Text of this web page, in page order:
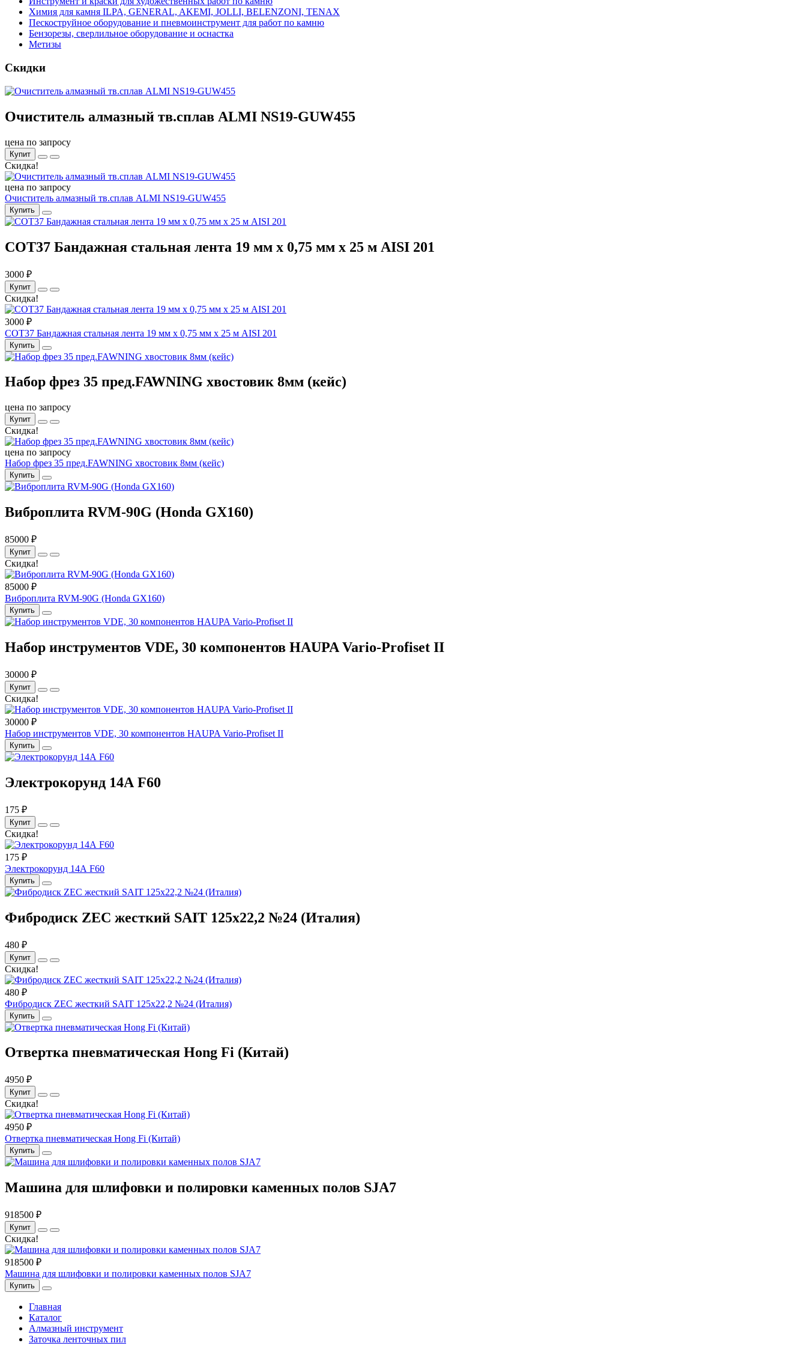
Химия для камня ILPA, GENERAL, AKEMI, JOLLI, BELENZONI, TENAX
Пескоструйное оборудование и пневмоинструмент для работ по камню
Бензорезы, сверлильное оборудование и оснастка
Метизы
Скидки
Очиститель алмазный тв.сплав ALMI NS19-GUW455
цена по запросу
Купит
Скидка!
цена по запросу
Очиститель алмазный тв.сплав ALMI NS19-GUW455
Купить
COT37 Бандажная стальная лента 19 мм x 0,75 мм x 25 м AISI 201
3000 ₽
Купит
Скидка!
3000 ₽
COT37 Бандажная стальная лента 19 мм x 0,75 мм x 25 м AISI 201
Купить
Набор фрез 35 пред.FAWNING хвостовик 8мм (кейс)
цена по запросу
Купит
Скидка!
цена по запросу
Набор фрез 35 пред.FAWNING хвостовик 8мм (кейс)
Купить
Виброплита RVM-90G (Honda GX160)
85000 ₽
Купит
Скидка!
85000 ₽
Виброплита RVM-90G (Honda GX160)
Купить
Набор инструментов VDE, 30 компонентов HAUPA Vario-Profiset II
30000 ₽
Купит
Скидка!
30000 ₽
Набор инструментов VDE, 30 компонентов HAUPA Vario-Profiset II
Купить
Электрокорунд 14А F60
175 ₽
Купит
Скидка!
175 ₽
Электрокорунд 14А F60
Купить
Фибродиск ZEC жесткий SAIT 125х22,2 №24 (Италия)
480 ₽
Купит
Скидка!
480 ₽
Фибродиск ZEC жесткий SAIT 125х22,2 №24 (Италия)
Купить
Отвертка пневматическая Hong Fi (Китай)
4950 ₽
Купит
Скидка!
4950 ₽
Отвертка пневматическая Hong Fi (Китай)
Купить
Машина для шлифовки и полировки каменных полов SJA7
918500 ₽
Купит
Скидка!
918500 ₽
Машина для шлифовки и полировки каменных полов SJA7
Купить
Главная
Каталог
Алмазный инструмент
Заточка ленточных пил